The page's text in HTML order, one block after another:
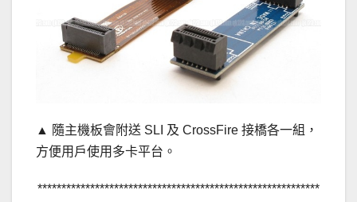
▲ 隨主機板會附送 SLI 及 CrossFire 接橋各一組，
方便用戶使用多卡平台。
***********************************************************